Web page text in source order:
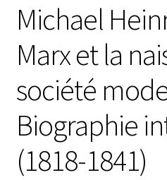
Michael
Marx et la
société
Biographie
(1818-1841)